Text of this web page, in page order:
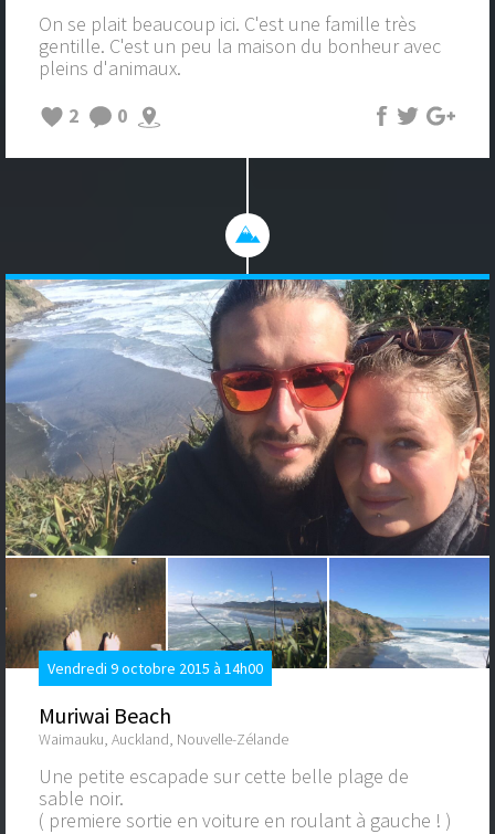
On se plait beaucoup ici. C'est une famille très
gentille. C'est un peu la maison du bonheur avec
pleins d'animaux.
2
0
Vendredi 9 octobre 2015 à 14h00
Muriwai Beach
Waimauku, Auckland, Nouvelle-Zélande
Une petite escapade sur cette belle plage de
sable noir.
( premiere sortie en voiture en roulant à gauche ! )